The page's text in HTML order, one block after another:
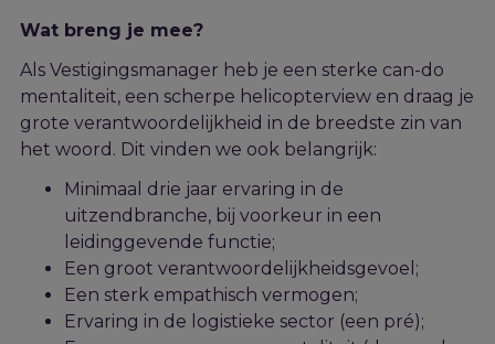
Wat breng je mee?
Als Vestigingsmanager heb je een sterke can-do
mentaliteit, een scherpe helicopterview en draag je
grote verantwoordelijkheid in de breedste zin van
het woord. Dit vinden we ook belangrijk:
Minimaal drie jaar ervaring in de
uitzendbranche, bij voorkeur in een
leidinggevende functie;
Een groot verantwoordelijkheidsgevoel;
Een sterk empathisch vermogen;
Ervaring in de logistieke sector (een pré);